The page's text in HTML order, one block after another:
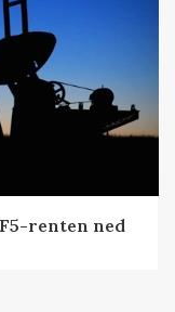
renten ned